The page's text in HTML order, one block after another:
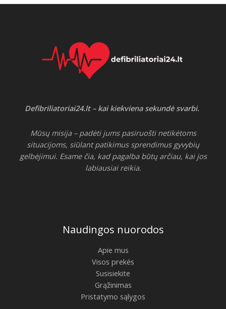
Defibriliatoriai24.lt – kai kiekviena sekundė svarbi.
Mūsų misija – padėti jums pasiruošti netikėtoms
situacijoms, siūlant patikimus sprendimus gyvybių
gelbėjimui. Esame čia, kad pagalba būtų arčiau, kai jos
labiausiai reikia.
Naudingos nuorodos
Apie mus
Visos prekės
Susisiekite
Grąžinimas
Pristatymo sąlygos